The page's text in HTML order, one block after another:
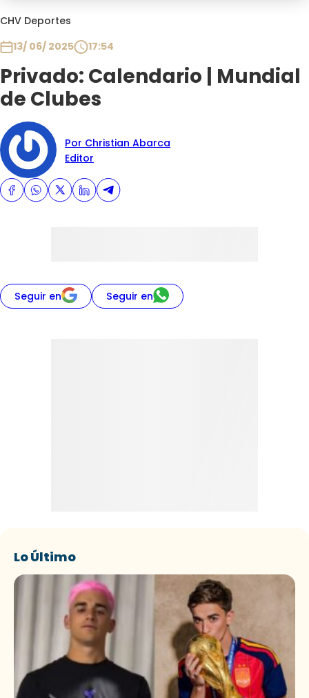
CHV Deportes
13/ 06/ 2025
17:54
Privado: Calendario | Mundial
de Clubes
Por Christian Abarca
Editor
Seguir en Seguir en
Lo Último
Programas
Club De La Comedia
Contigo en Directo
Plan Perfecto
El Tiempo
Sabingo
Todos Los Programas